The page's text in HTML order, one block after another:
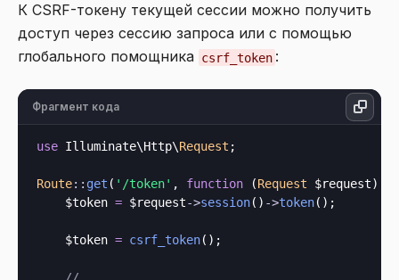
К CSRF-токену текущей сессии можно получить
доступ через сессию запроса или с помощью
глобального помощника csrf_token :
Фрагмент кода
use Illuminate\Http\Request ;
Route:: get ( '/token' , function (Request $request) {
    $token
= $request->session() ->token();
    $token
= csrf_token();